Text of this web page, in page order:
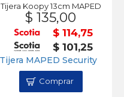
Tijera Koopy 13cm MAPED
$ 135,00
$ 114,75
$ 101,25
Comprar